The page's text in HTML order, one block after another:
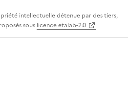
intellectuelle détenue par des tiers,
sous licence etalab-2.0